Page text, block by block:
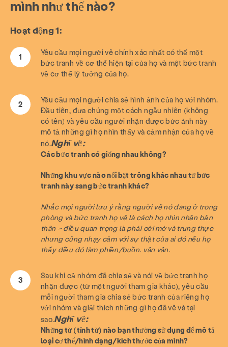
Dịch vụ
Tài nguyên Đưa cho Tham gia
Trong khoảng Tin tức & Blog
Việc làm Câu hỏi thường gặp Quyên góp
Tìm kiếm KCSARC
mình như thế nào?
Hoạt động 1:
Yêu cầu mọi người vẽ chính xác nhất có thể một
bức tranh về cơ thể hiện tại của họ và một bức tranh
về cơ thể lý tưởng của họ.
Yêu cầu mọi người chia sẻ hình ảnh của họ với nhóm.
Đầu tiên, đưa chúng một cách ngẫu nhiên (không
có tên) và yêu cầu người nhận được bức ảnh này
mô tả những gì họ nhìn thấy và cảm nhận của họ về
nó.Nghĩ về:
Các bức tranh có giống nhau không?
Những khu vực nào nổi bật trông khác nhau từ bức
tranh này sang bức tranh khác?
Nhắc mọi người lưu ý rằng người vẽ nó đang ở trong
phòng và bức tranh họ vẽ là cách họ nhìn nhận bản
thân – điều quan trọng là phải cởi mở và trung thực
nhưng cũng nhạy cảm với sự thật của ai đó nếu họ
thấy điều đó làm phiền/buồn. vân vân.
Sau khi cả nhóm đã chia sẻ và nói về bức tranh họ
nhận được (từ một người tham gia khác), yêu cầu
mỗi người tham gia chia sẻ bức tranh của riêng họ
với nhóm và giải thích những gì họ đã vẽ và tại
sao.Nghĩ về:
Những từ (tính từ) nào bạn thường sử dụng để mô tả
loại cơ thể/hình dạng/kích thước của mình?